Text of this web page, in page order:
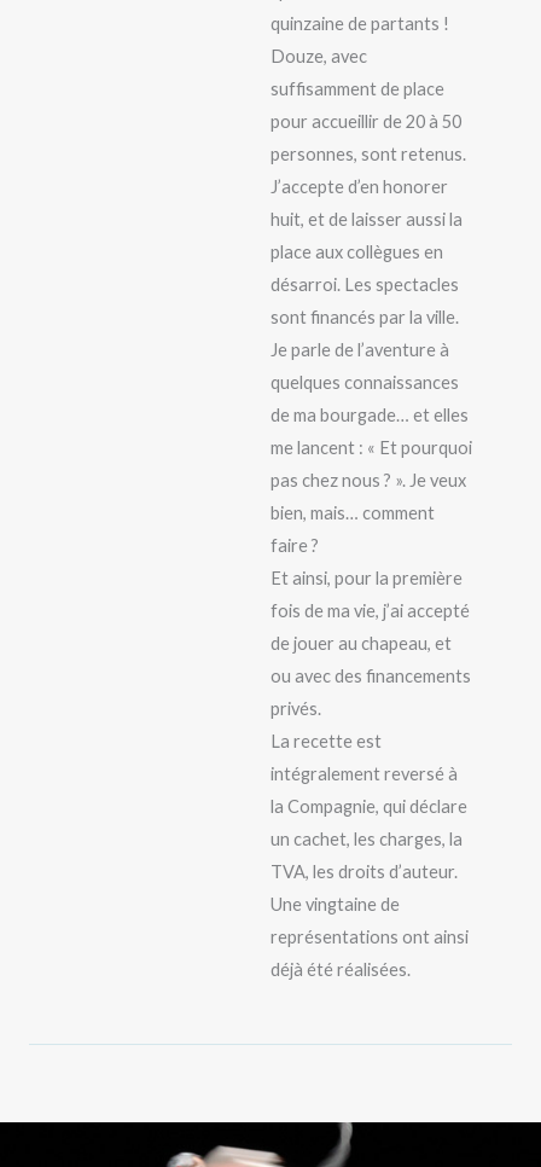
quinzaine de partants !
Douze, avec
suffisamment de place
pour accueillir de 20 à 50
personnes, sont retenus.
J’accepte d’en honorer
huit, et de laisser aussi la
place aux collègues en
désarroi. Les spectacles
sont financés par la ville.
Je parle de l’aventure à
quelques connaissances
de ma bourgade… et elles
me lancent : « Et pourquoi
pas chez nous ? ». Je veux
bien, mais… comment
faire ?
Et ainsi, pour la première
fois de ma vie, j’ai accepté
de jouer au chapeau, et
ou avec des financements
privés.
La recette est
intégralement reversé à
la Compagnie, qui déclare
un cachet, les charges, la
TVA, les droits d’auteur.
Une vingtaine de
représentations ont ainsi
déjà été réalisées.